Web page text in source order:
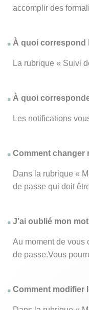
accomplir des
À quoi correspond
La rubrique « Suivi
À quoi
Les notifications
Comment changer
Dans la rubrique «
de passe qui doit
J’ai oublié mon
Au moment de vous
de passe.Vous
Comment modifier